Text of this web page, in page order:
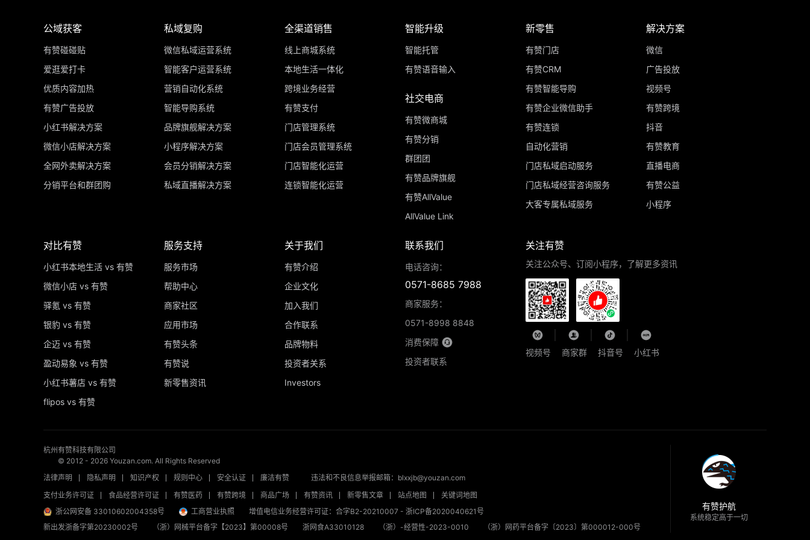
公域获客
有赞碰碰贴
爱逛爱打卡
优质内容加热
有赞广告投放
小红书解决方案
微信小店解决方案
全网外卖解决方案
分销平台和群团购
私域复购
微信私域运营系统
智能客户运营系统
营销自动化系统
智能导购系统
品牌旗舰解决方案
小程序解决方案
会员分销解决方案
私域直播解决方案
全渠道销售
线上商城系统
本地生活一体化
跨境业务经营
有赞支付
门店管理系统
门店会员管理系统
门店智能化运营
连锁智能化运营
智能升级
智能托管
有赞语音输入
社交电商
有赞微商城
有赞分销
群团团
有赞品牌旗舰
有赞AllValue
AllValue Link
新零售
有赞门店
有赞CRM
有赞智能导购
有赞企业微信助手
有赞连锁
自动化营销
门店私域启动服务
门店私域经营咨询服务
大客专属私域服务
解决方案
微信
广告投放
视频号
有赞跨境
抖音
有赞教育
直播电商
有赞公益
小程序
对比有赞
小红书本地生活 vs 有赞
微信小店 vs 有赞
驿氪 vs 有赞
银豹 vs 有赞
企迈 vs 有赞
盈动易象 vs 有赞
小红书薯店 vs 有赞
flipos vs 有赞
服务支持
服务市场
帮助中心
商家社区
应用市场
有赞头条
有赞说
新零售资讯
关于我们
有赞介绍
企业文化
加入我们
合作联系
品牌物料
投资者关系
Investors
联系我们
电话咨询：
0571-8685 7988
商家服务：
0571-8998 8848
消费保障
投资者联系
关注有赞
关注公众号、订阅小程序，了解更多资讯
视频号 商家群 抖音号 小红书
杭州有赞科技有限公司
© 2012 - 2026 Youzan.com. All Rights Reserved
法律声明
隐私声明 知识产权 规则中心 安全认证 廉洁有赞
违法和不良信息举报邮箱：blxxjb@youzan.com
支付业务许可证
食品经营许可证 有赞医药 有赞跨境 商品广场 有赞资讯 新零售文章 站点地图
关键词地图
浙公网安备 33010602004358号
工商营业执照 增值电信业务经营许可证：合字B2-20210007 - 浙ICP备2020040621号
新出发浙备字第20230002号
（浙）网械平台备字【2023】第00008号 浙网食A33010128 （浙）-经营性-2023-0010 （浙）网药平台备字〔2023〕第000012-000号
有赞护航
系统稳定高于一切